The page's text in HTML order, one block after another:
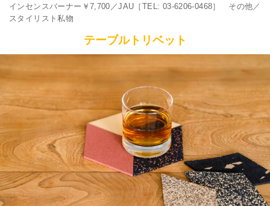
インセンスバーナー￥7,700／JAU［TEL: 03-6206-0468］ その他／
スタイリスト私物
テーブルトリベット